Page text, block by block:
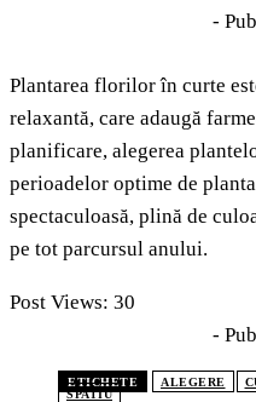
-
Plantarea florilor în curte
relaxantă, care adaugă
planificare, alegerea
perioadelor optime de
spectaculoasă, plină de
pe tot parcursul anului.
Post Views: 30
-
ETICHETE ALEGERE
SPATIU